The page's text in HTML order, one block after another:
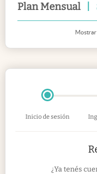
Plan Mensual
Mostrar
Inicio de sesión
¿Ya tenés